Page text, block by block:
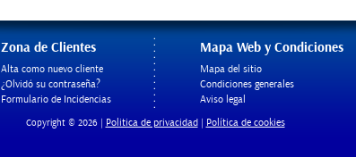
Zona de Clientes
Alta como nuevo cliente
¿Olvidó su contraseña?
Formulario de Incidencias
Mapa Web y Condiciones
Mapa del sitio
Condiciones generales
Aviso legal
Copyright © 2026 | Politica de privacidad Política de cookies